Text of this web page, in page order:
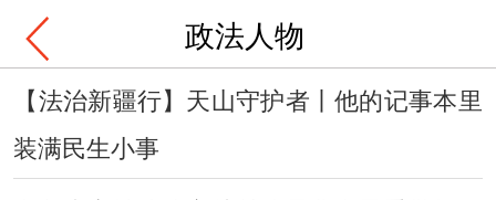
政法人物
【法治新疆行】天山守护者丨他的记事本里
装满民生小事